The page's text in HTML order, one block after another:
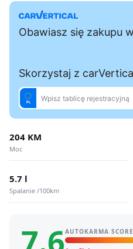
204 KM
Moc
5.7 l
Spalanie /100km
AUTOKARMA SCORE